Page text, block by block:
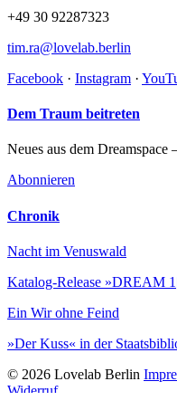
+49 30 92287323
tim.ra@lovelab.berlin
Facebook · Instagram ·
Dem Traum beitreten
Neues aus dem
Abonnieren
Chronik
Nacht im Venuswald
Katalog-Release »DREAM
Ein Wir ohne Feind
»Der Kuss« in der
© 2026 Lovelab Berlin
Widerruf